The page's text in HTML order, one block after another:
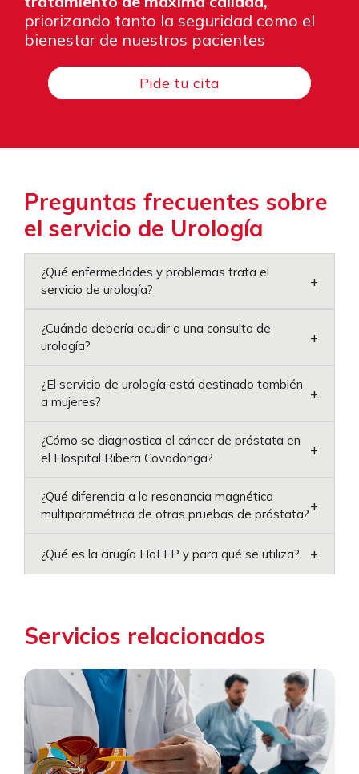
priorizando tanto la seguridad como el
bienestar de nuestros pacientes
Pide tu cita
Preguntas frecuentes sobre
el servicio de Urología
¿Qué enfermedades y problemas trata el
servicio de urología?
+
¿Cuándo debería acudir a una consulta de
urología?
+
¿El servicio de urología está destinado también
a mujeres?
+
¿Cómo se diagnostica el cáncer de próstata en
el Hospital Ribera Covadonga?
+
¿Qué diferencia a la resonancia magnética
multiparamétrica de otras pruebas de próstata?+
¿Qué es la cirugía HoLEP y para qué se utiliza? +
Servicios relacionados